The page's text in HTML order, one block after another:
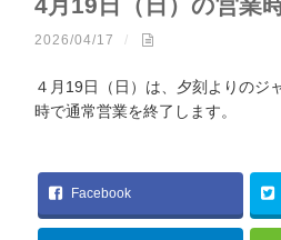
2026/04/17 /
４月19日（日）は、夕刻よりのジ
時で通常営業を終了します。
Facebook